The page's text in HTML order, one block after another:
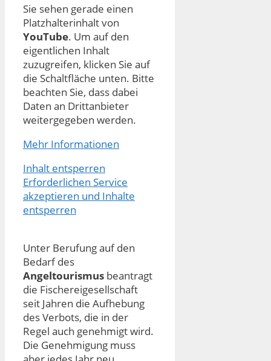
Sie sehen gerade einen
Platzhalterinhalt von
YouTube. Um auf den
eigentlichen Inhalt
zuzugreifen, klicken Sie auf
die Schaltfläche unten. Bitte
beachten Sie, dass dabei
Daten an Drittanbieter
weitergegeben werden.
Mehr Informationen
Inhalt entsperren
Erforderlichen Service
akzeptieren und Inhalte
entsperren
Unter Berufung auf den
Bedarf des
Angeltourismus beantragt
die Fischereigesellschaft
seit Jahren die Aufhebung
des Verbots, die in der
Regel auch genehmigt wird.
Die Genehmigung muss